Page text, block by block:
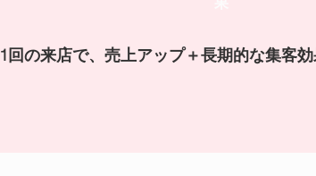
1回の来店で、売上アップ＋長期的な集客効